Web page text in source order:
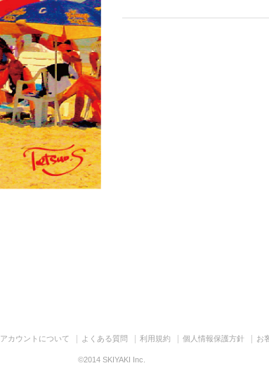
アカウントについて よくある質問 利用規約 個人情報保護方針 お
©2014 SKIYAKI Inc.